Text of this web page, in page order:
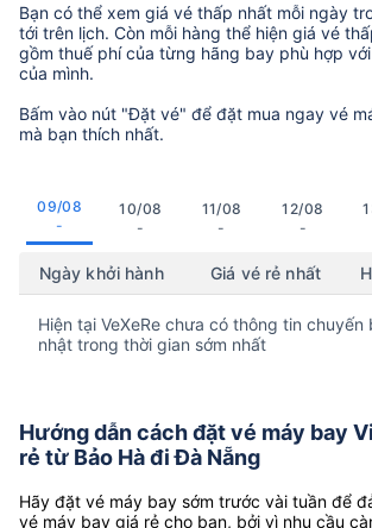
Bạn có thể xem giá vé thấp nhất mỗi ngày
tới trên lịch. Còn mỗi hàng thể hiện giá vé
gồm thuế phí của từng hãng bay phù hợp
của mình.
Bấm vào nút "Đặt vé" để đặt mua ngay vé
mà bạn thích nhất.
09/08
-
10/08
-
11/08
-
12/08
-
Ngày khởi hành Giá vé rẻ nhất
Hiện tại VeXeRe chưa có thông tin chuyến
nhật trong thời gian sớm nhất
Hướng dẫn cách đặt vé máy bay
rẻ từ Bảo Hà đi Đà Nẵng
Hãy đặt vé máy bay sớm trước vài tuần để
vé máy bay giá rẻ cho bạn, bởi vì nhu cầu